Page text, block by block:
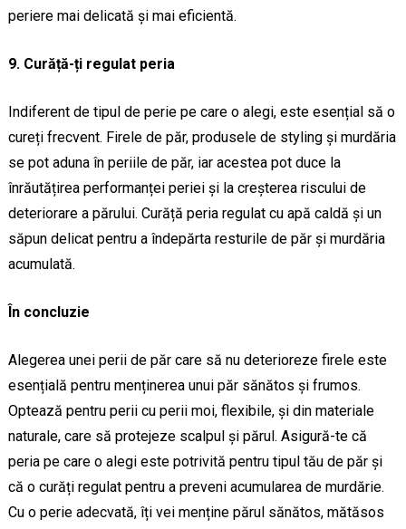
periere mai delicată și mai eficientă.
9. Curăță-ți regulat peria
Indiferent de tipul de perie pe care o alegi, este esențial să o
cureți frecvent. Firele de păr, produsele de styling și murdăria
se pot aduna în periile de păr, iar acestea pot duce la
înrăutățirea performanței periei și la creșterea riscului de
deteriorare a părului. Curăță peria regulat cu apă caldă și un
săpun delicat pentru a îndepărta resturile de păr și murdăria
acumulată.
În concluzie
Alegerea unei perii de păr care să nu deterioreze firele este
esențială pentru menținerea unui păr sănătos și frumos.
Optează pentru perii cu perii moi, flexibile, și din materiale
naturale, care să protejeze scalpul și părul. Asigură-te că
peria pe care o alegi este potrivită pentru tipul tău de păr și
că o curăți regulat pentru a preveni acumularea de murdărie.
Cu o perie adecvată, îți vei menține părul sănătos, mătăsos